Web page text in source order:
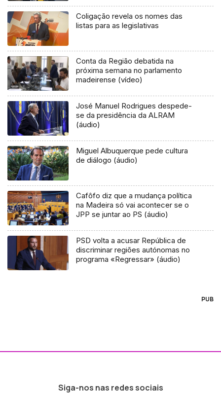
Coligação revela os nomes das
listas para as legislativas
Conta da Região debatida na
próxima semana no parlamento
madeirense (vídeo)
José Manuel Rodrigues despede-
se da presidência da ALRAM
(áudio)
Miguel Albuquerque pede cultura
de diálogo (áudio)
Cafôfo diz que a mudança política
na Madeira só vai acontecer se o
JPP se juntar ao PS (áudio)
PSD volta a acusar República de
discriminar regiões autónomas no
programa «Regressar» (áudio)
PUB
Siga-nos nas redes sociais